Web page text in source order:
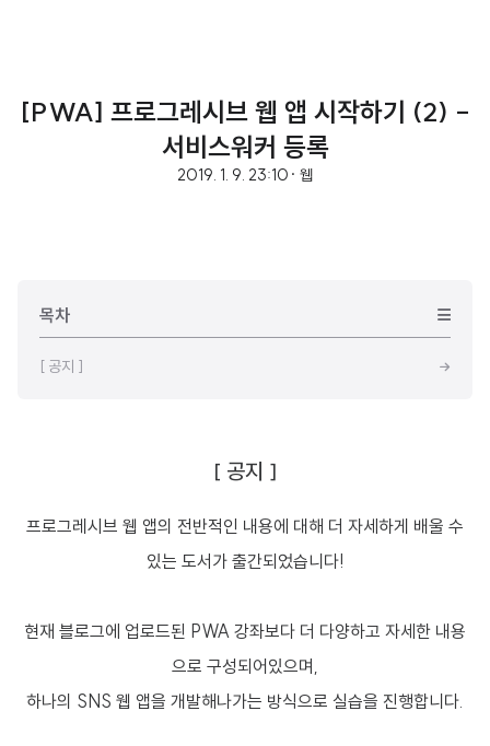
[PWA] 프로그레시브 웹 앱 시작하기 (2) -
서비스워커 등록
2019. 1. 9. 23:10 · 웹
목차
[ 공지 ]
[ 공지 ]
프로그레시브 웹 앱의 전반적인 내용에 대해 더 자세하게 배울 수
있는 도서가 출간되었습니다!
현재 블로그에 업로드된 PWA 강좌보다 더 다양하고 자세한 내용
으로 구성되어있으며,
하나의 SNS 웹 앱을 개발해나가는 방식으로 실습을 진행합니다.